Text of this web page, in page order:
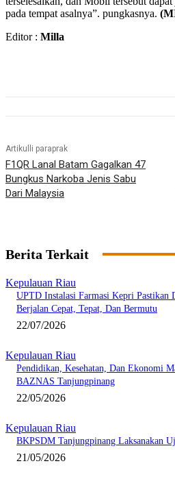
pada tempat asalnya”. pungkasnya.
Editor : Milla
Artikulli paraprak
F1QR Lanal Batam Gagalkan 47
Bungkus Narkoba Jenis Sabu
Dari Malaysia
Berita Terkait
Kepulauan Riau
UPTD Instalasi Farmasi Kepri Pastikan
Berjalan Cepat, Tepat, Dan Bermutu
22/07/2026
Kepulauan Riau
Pendidikan, Kesehatan, Dan Ekonomi
BAZNAS Tanjungpinang
22/05/2026
Kepulauan Riau
BKPSDM Tanjungpinang Laksanakan
21/05/2026